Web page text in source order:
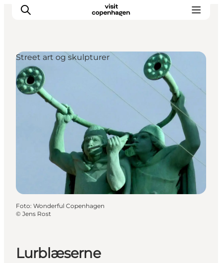
This is Copenhagen
Aktiviteter
Spis & drik
Områder
Planlæg din tur
CopenPay
Copenhagen Card
Lurblæserne
Street art og skulpturer
Foto: Wonderful Copenhagen
© Jens Rost